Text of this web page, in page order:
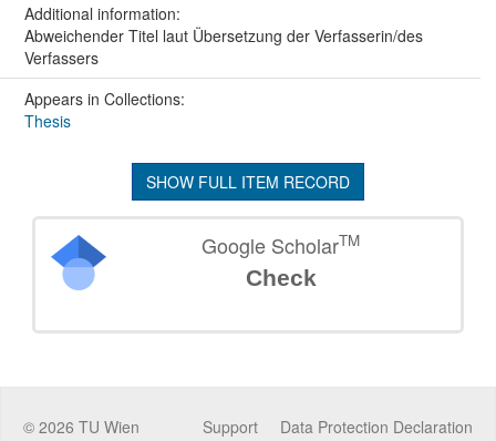
Additional information:
Abweichender Titel laut Übersetzung der Verfasserin/des
Verfassers
Appears in Collections:
Thesis
SHOW FULL ITEM RECORD
Google ScholarTM
Check
© 2026 TU Wien Data Protection Declaration
Support